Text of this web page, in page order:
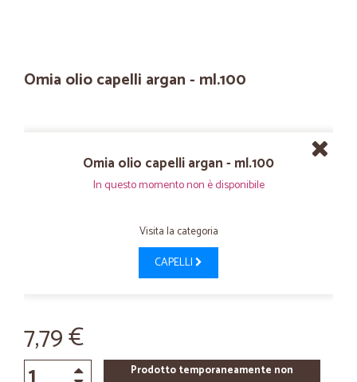
Omia olio capelli argan - ml.100
Omia olio capelli argan - ml.100
In questo momento non è disponibile
Visita la categoria
CAPELLI
7,79 €
Prodotto temporaneamente non